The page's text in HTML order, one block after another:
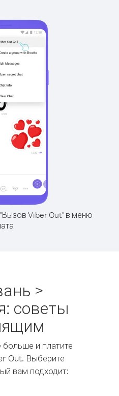
Viber Out" в меню
>
советы
больше и платите
Out. Выберите
вам подходит: